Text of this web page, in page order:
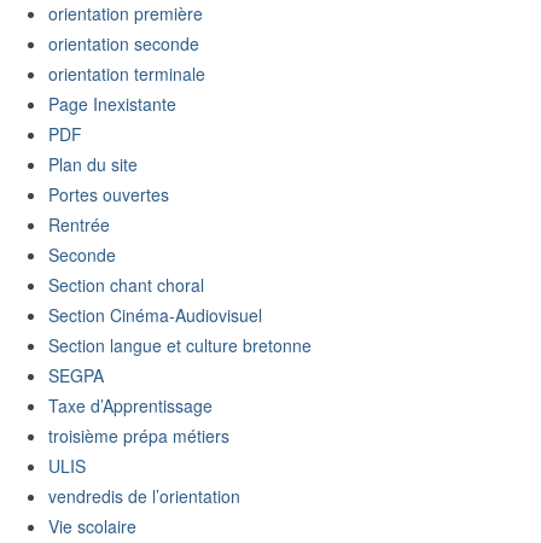
orientation première
orientation seconde
orientation terminale
Page Inexistante
PDF
Plan du site
Portes ouvertes
Rentrée
Seconde
Section chant choral
Section Cinéma-Audiovisuel
Section langue et culture bretonne
SEGPA
Taxe d’Apprentissage
troisième prépa métiers
ULIS
vendredis de l’orientation
Vie scolaire